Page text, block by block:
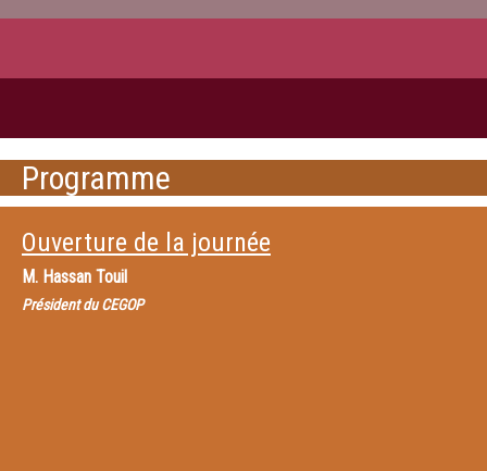
Programme
Ouverture de la journée
M. Hassan Touil
Président du CEGOP